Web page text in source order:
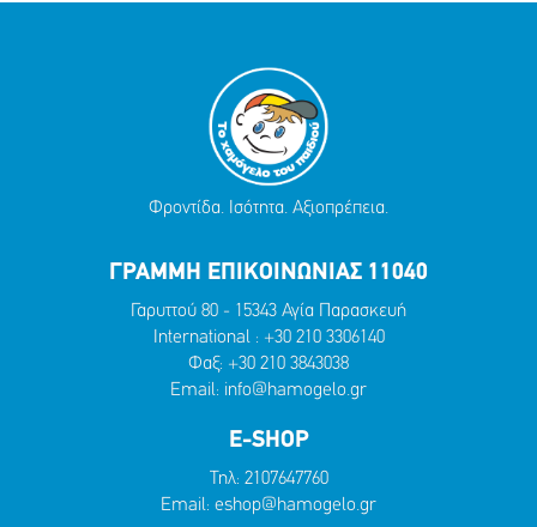
Φροντίδα. Ισότητα. Αξιοπρέπεια.
ΓΡΑΜΜΗ ΕΠΙΚΟΙΝΩΝΙΑΣ 11040
Γαρυττού 80 - 15343 Αγία Παρασκευή
International : +30 210 3306140
Φαξ: +30 210 3843038
Email: info@hamogelo.gr
E-SHOP
Τηλ: 2107647760
Email: eshop@hamogelo.gr